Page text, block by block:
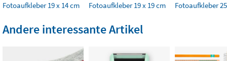
Fotoaufkleber 19 x 14 cm
Fotoaufkleber 19 x 19 cm
Fotoaufkleber
Andere interessante Artikel